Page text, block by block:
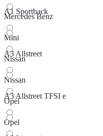
Mercedes Benz
Mini
Nissan
Nissan
Opel
Opel
A1 Sportback
A3 Allstreet
A3 Allstreet TFSI e